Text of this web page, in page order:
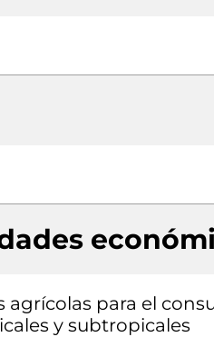
para el
y subtropicales